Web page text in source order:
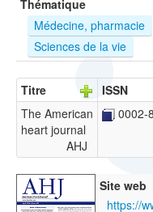
EN
ES
?
Thématique
Médecine, pharmacie
Sciences de la vie
Titre ISSN
The American
heart journal
AHJ
0002-
Site web